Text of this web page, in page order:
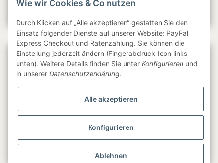
Gesetzliche Informationen
Wie wir Cookies & Co nutzen
Durch Klicken auf „Alle akzeptieren“ gestatten Sie den
Einsatz folgender Dienste auf unserer Website: PayPal
Express Checkout und Ratenzahlung. Sie können die
Einstellung jederzeit ändern (Fingerabdruck-Icon links
unten). Weitere Details finden Sie unter Konfigurieren und
in unserer Datenschutzerklärung.
Alle akzeptieren
Konfigurieren
Ablehnen